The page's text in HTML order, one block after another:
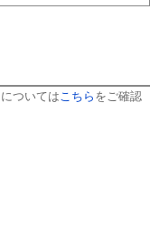
ついてはこちら をご確認